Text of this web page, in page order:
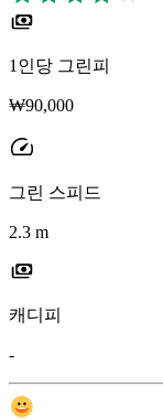
1인당 그린피
₩90,000
그린 스피드
2.3 m
캐디피
-